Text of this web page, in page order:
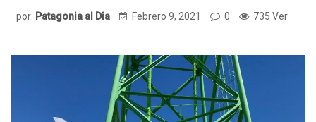
por: Patagonia al Dia Febrero 9, 2021 0 735 Ver